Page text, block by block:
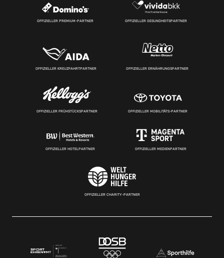
OFFIZIELLER PREMIUM-PARTNER OFFIZIELLER GESUNDHEITSPARTNER
OFFIZIELLER KREUZFAHRTPARTNER OFFIZIELLER ERNÄHRUNGSPARTNER
OFFIZIELLER FRÜHSTÜCKSPARTNER OFFIZIELLER MOBILITÄTS-PARTNER
OFFIZIELLER HOTELPARTNER OFFIZIELLER MEDIENPARTNER
OFFIZIELLER CHARITY-PARTNER